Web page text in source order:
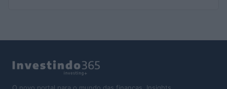
O novo portal para o mundo das finanças. Insights,